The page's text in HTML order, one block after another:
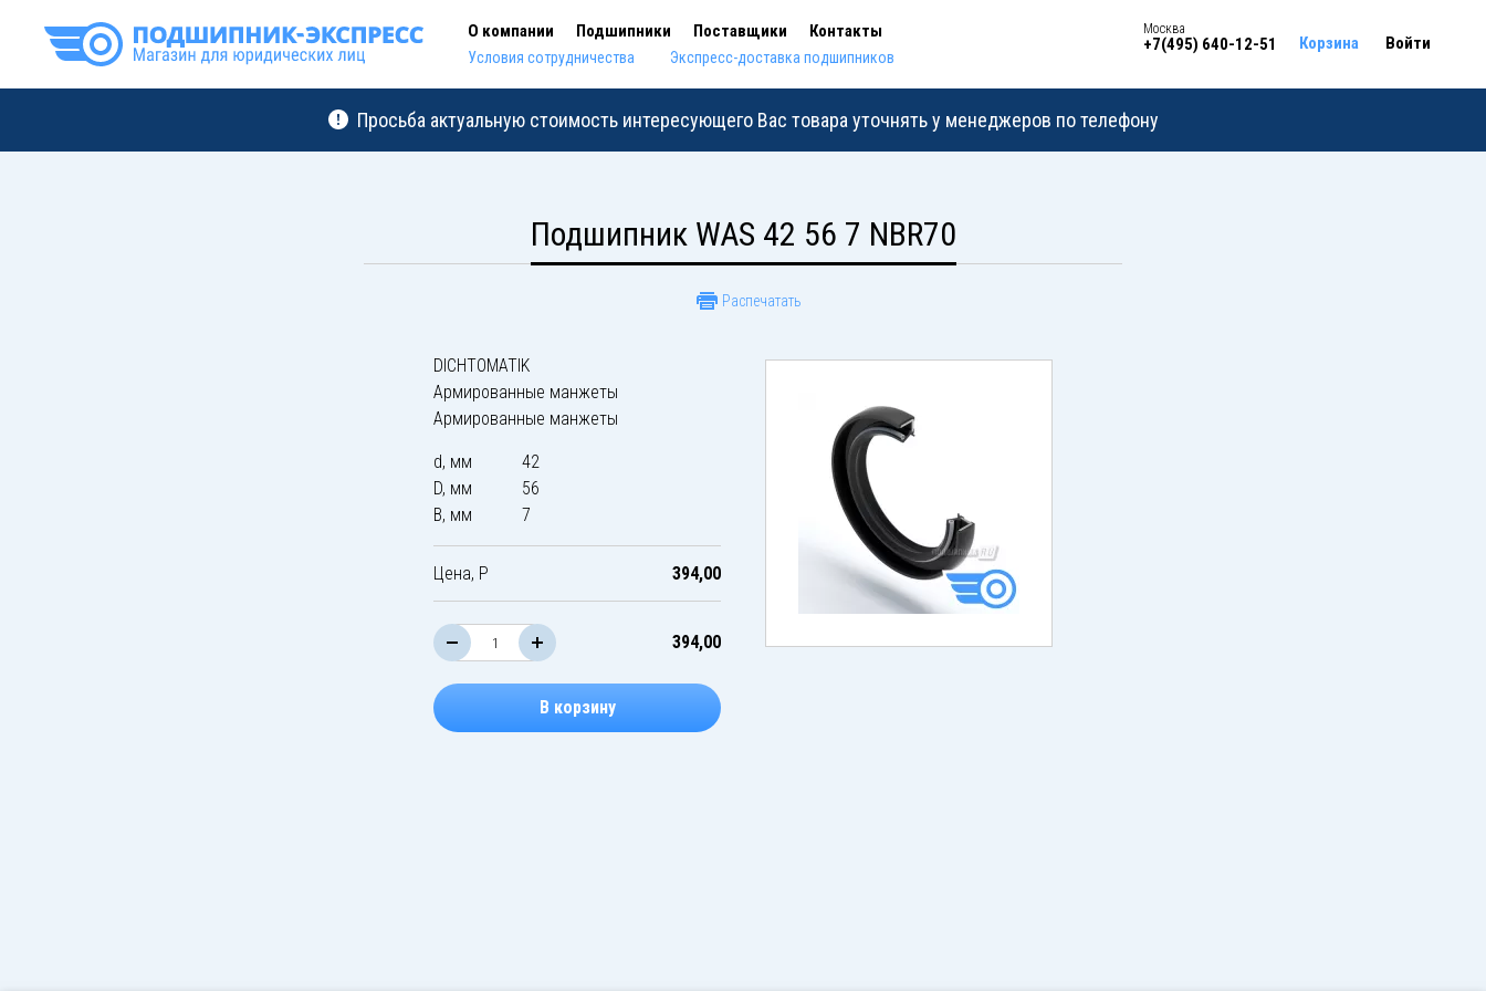
О компании Подшипники Поставщики Контакты
Условия сотрудничества Экспресс-доставка подшипников
Москва
+7(495) 640-12-51 Корзина Войти
Просьба актуальную стоимость интересующего Вас товара уточнять у менеджеров по телефону
Подшипник WAS 42 56 7 NBR70
Распечатать
DICHTOMATIK
Армированные манжеты
Армированные манжеты
d, мм
42
D, мм
56
B, мм
7
Цена, Р 394,00
394,00
В корзину